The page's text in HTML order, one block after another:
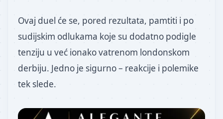
Ovaj duel će se, pored rezultata, pamtiti i po
sudijskim odlukama koje su dodatno podigle
tenziju u već ionako vatrenom londonskom
derbiju. Jedno je sigurno – reakcije i polemike
tek slede.